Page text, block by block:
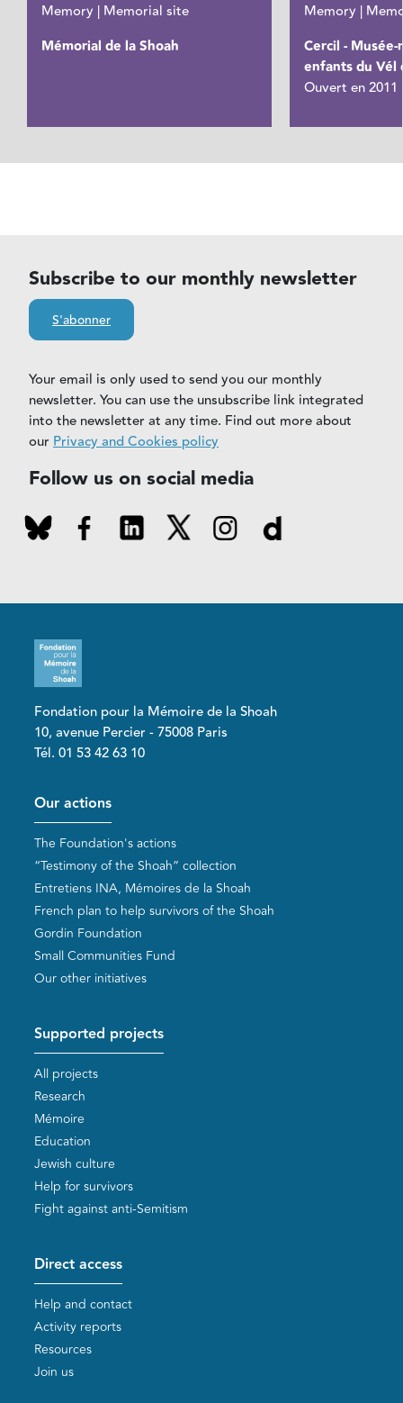
Memory | Memorial site
Mémorial de la Shoah
Memory |
Cercil -
enfants du Vél
Ouvert en 2011
Subscribe to our monthly newsletter
S'abonner
Your email is only used to send you our monthly
newsletter. You can use the unsubscribe link integrated
into the newsletter at any time. Find out more about
our Privacy and Cookies policy
Follow us on social media
Fondation pour la Mémoire de la Shoah
10, avenue Percier - 75008 Paris
Tél. 01 53 42 63 10
Pied de page
Our actions
The Foundation's actions
“Testimony of the Shoah” collection
Entretiens INA, Mémoires de la Shoah
French plan to help survivors of the Shoah
Gordin Foundation
Small Communities Fund
Our other initiatives
Supported projects
All projects
Research
Mémoire
Education
Jewish culture
Help for survivors
Fight against anti-Semitism
Direct access
Help and contact
Activity reports
Resources
Join us